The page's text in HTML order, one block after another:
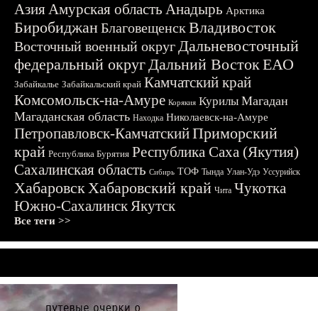
АзияАмурская область Анадырь Арктика
БиробиджанБлаговещенскВладивосток
Восточный военный округДальневосточный
федеральный округДальний ВостокЕАО
Забайкалье Забайкальский край Камчатский край
Комсомольск-на-Амуре Корякия Курилы Магадан
Магаданская область Находка Николаевск-на-Амуре
Петропавловск-КамчатскийПриморский
край Республика Бурятия Республика Саха (Якутия)
Сахалинская область Сибирь ТОФ Тында Улан-Удэ Уссурийск
ХабаровскХабаровский край Чита Чукотка
Южно-СахалинскЯкутск
Все теги >>